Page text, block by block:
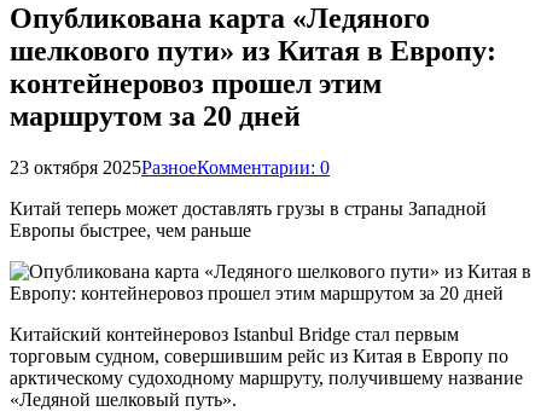
Опубликована карта «Ледяного
шелкового пути» из Китая в Европу:
контейнеровоз прошел этим
маршрутом за 20 дней
23 октября 2025РазноеКомментарии: 0
Китай теперь может доставлять грузы в страны Западной
Европы быстрее, чем раньше
Китайский контейнеровоз Istanbul Bridge стал первым
торговым судном, совершившим рейс из Китая в Европу по
арктическому судоходному маршруту, получившему название
«Ледяной шелковый путь».